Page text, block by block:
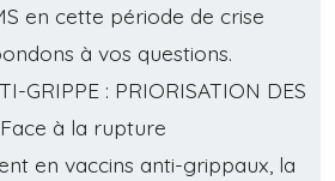
en cette période de crise
à vos questions.
GRIPPE : PRIORISATION DES
à la rupture
en vaccins anti-grippaux, la